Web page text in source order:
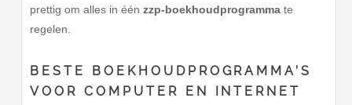
prettig om alles in éénzzp-boekhoudprogramma te
regelen.
BESTE BOEKHOUDPROGRAMMA’S
VOOR COMPUTER EN INTERNET